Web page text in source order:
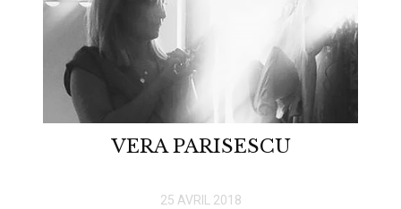
VERA PARISESCU
25 AVRIL 2018